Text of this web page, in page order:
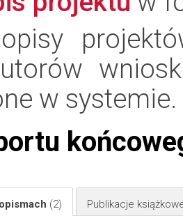
w systemie.
(2) Publikacje